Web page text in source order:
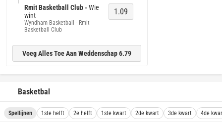
Rmit Basketball Club -Wie
wint
Wyndham Basketball - Rmit
Basketball Club
1.09
Voeg Alles Toe Aan Weddenschap 6.79
Basketbal
Spellijnen 1ste helft 2e helft 1ste kwart 2de kwart 3de kwart 4de